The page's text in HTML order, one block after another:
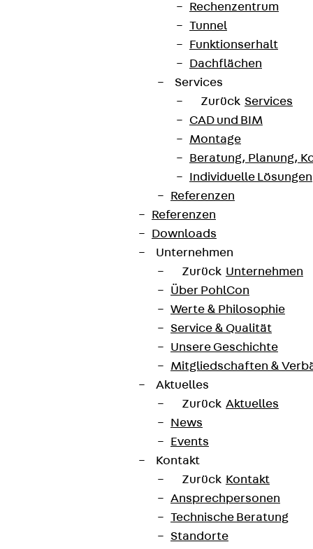
Rechenzentrum
Tunnel
Funktionserhalt
Dachflächen
Services
Zurück Services
CAD und BIM
Montage
Beratung, Planung,
Individuelle Lösungen
Referenzen
Referenzen
Downloads
Unternehmen
Zurück Unternehmen
Über PohlCon
Werte & Philosophie
Service & Qualität
Unsere Geschichte
Mitgliedschaften &
Aktuelles
Zurück Aktuelles
News
Events
Kontakt
Zurück Kontakt
Ansprechpersonen
Technische Beratung
Standorte